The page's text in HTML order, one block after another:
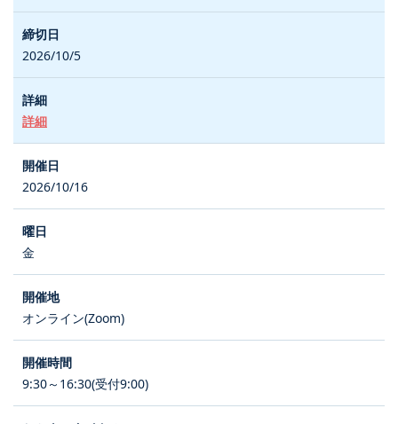
2026/10/5
詳細
2026/10/16
金
オンライン(Zoom)
9:30～16:30(受付9:00)